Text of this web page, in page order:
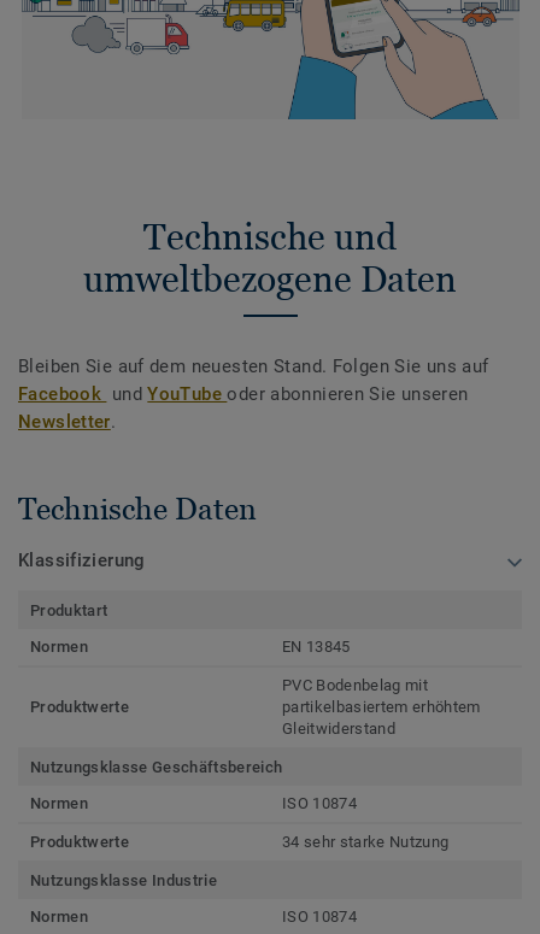
Technische und
umweltbezogene Daten
Bleiben Sie auf dem neuesten Stand. Folgen Sie uns auf
Facebook undYouTubeoder abonnieren Sie unseren
Newsletter.
Technische Daten
Klassifizierung
Produktart
Normen
EN 13845
Produktwerte
PVC Bodenbelag mit
partikelbasiertem erhöhtem
Gleitwiderstand
Nutzungsklasse Geschäftsbereich
Normen
ISO 10874
Produktwerte 34 sehr starke Nutzung
Nutzungsklasse Industrie
Normen
ISO 10874